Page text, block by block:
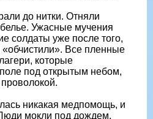
до нитки. Отняли
Ужасные мучения
солдаты уже после того,
«обчистили». Все пленные
которые
под открытым небом,
никакая медпомощь, и
мокли под дождем,